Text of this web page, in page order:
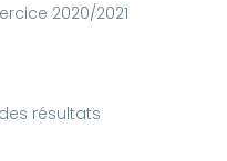
2020/2021
résultats